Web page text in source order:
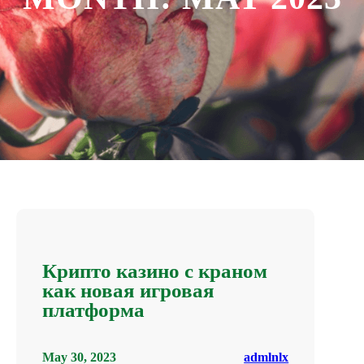
Крипто казино с краном
как новая игровая
платформа
May 30, 2023 admlnlx